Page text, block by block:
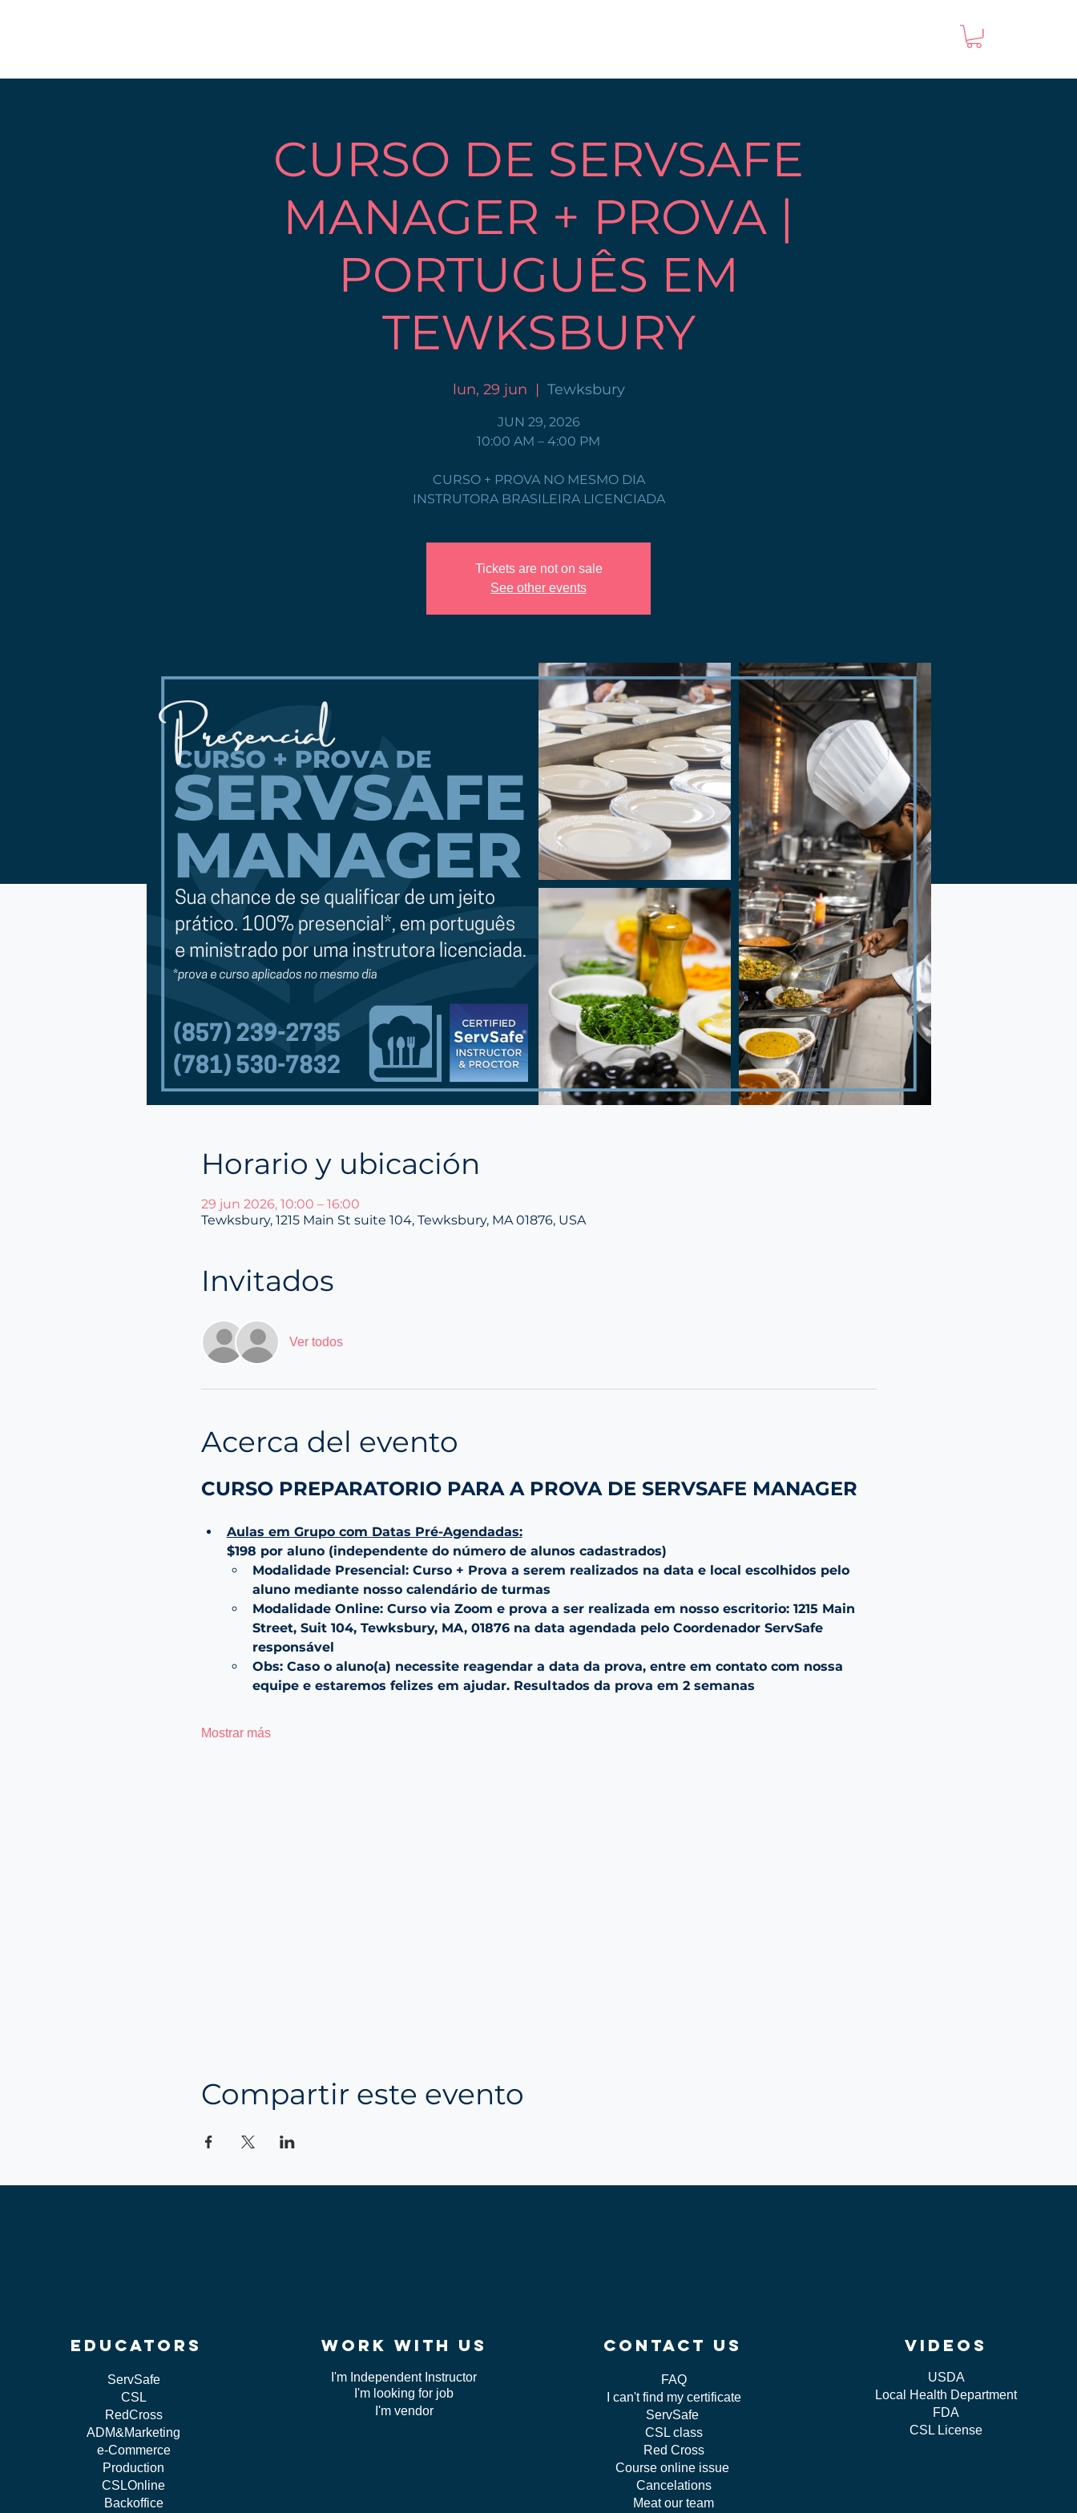
CURSO DE SERVSAFE
MANAGER + PROVA |
PORTUGUÊS EM
TEWKSBURY
lun, 29 jun
  |
Tewksbury
JUN 29, 2026
10:00 AM – 4:00 PM
CURSO + PROVA NO MESMO DIA
INSTRUTORA BRASILEIRA LICENCIADA
Tickets are not on sale
See other events
Horario y ubicación
29 jun 2026, 10:00 – 16:00
Tewksbury, 1215 Main St suite 104, Tewksbury, MA 01876, USA
Invitados
Ver todos
Acerca del evento
CURSO PREPARATORIO PARA A PROVA DE SERVSAFE MANAGER
Aulas em Grupo com Datas Pré-Agendadas:
$198 por aluno (independente do número de alunos cadastrados)
Modalidade Presencial: Curso + Prova a serem realizados na data e local escolhidos pelo
aluno mediante nosso calendário de turmas
Modalidade Online: Curso via Zoom e prova a ser realizada em nosso escritorio: 1215 Main
Street, Suit 104, Tewksbury, MA, 01876 na data agendada pelo Coordenador ServSafe
responsável
Obs: Caso o aluno(a) necessite reagendar a data da prova, entre em contato com nossa
equipe e estaremos felizes em ajudar. Resultados da prova em 2 semanas
Mostrar más
Compartir este evento
educators
ServSafe
CSL
RedCross
ADM&Marketing
e-Commerce
Production
CSLOnline
Backoffice
work WITH US
I'm Independent Instructor
I'm looking for job
I'm vendor
contact us
FAQ
I can't find my certificate
ServSafe
CSL class
Red Cross
Course online issue
Cancelations
Meat our team
videos
USDA
Local Health Department
FDA
CSL License